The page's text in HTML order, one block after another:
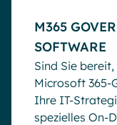
M365
SOFTWARE
Sind Sie
Microsoft 365-
Ihre IT-
spezielles On-